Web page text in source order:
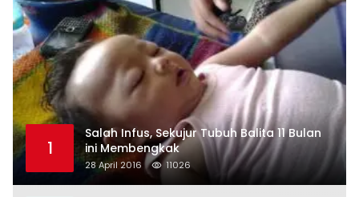
1
Salah Infus, Sekujur Tubuh Balita 11 Bulan
ini Membengkak
28 April 2016 11026